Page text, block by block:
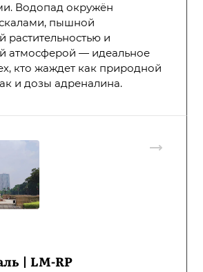
Водопад окружён
пышной
растительностью и
атмосферой — идеальное
кто жаждет как природной
и дозы адреналина.
| LM-RP